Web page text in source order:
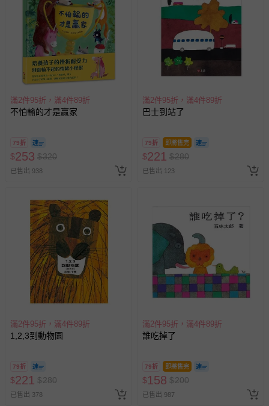
滿2件95折，滿4件89折
不怕輸的才是贏家
79折
$253 $320
已售出 938
滿2件95折，滿4件89折
巴士到站了
79折 即將售完
$221 $280
已售出 123
滿2件95折，滿4件89折
1,2,3到動物園
79折
$221 $280
已售出 378
滿2件95折，滿4件89折
誰吃掉了
79折 即將售完
$158 $200
已售出 987